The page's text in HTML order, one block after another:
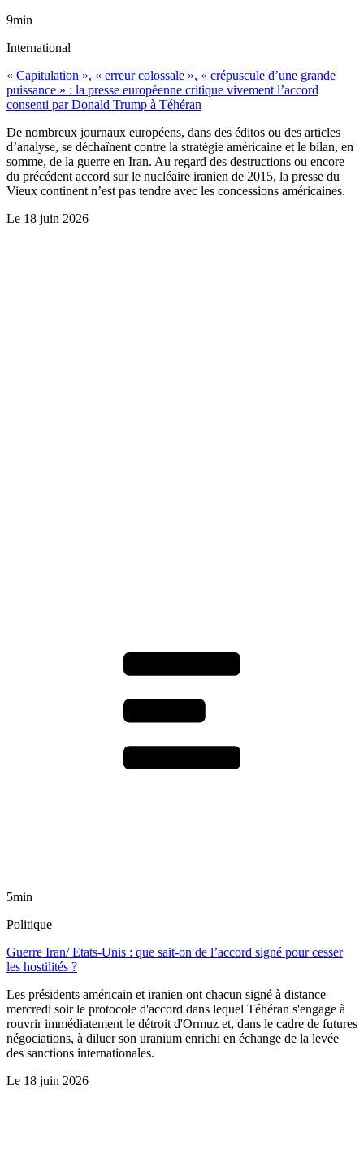
9min
International
« Capitulation », « erreur colossale », « crépuscule d’une grande
puissance » : la presse européenne critique vivement l’accord
consenti par Donald Trump à Téhéran
De nombreux journaux européens, dans des éditos ou des articles
d’analyse, se déchaînent contre la stratégie américaine et le bilan, en
somme, de la guerre en Iran. Au regard des destructions ou encore
du précédent accord sur le nucléaire iranien de 2015, la presse du
Vieux continent n’est pas tendre avec les concessions américaines.
Le 18 juin 2026
5min
Politique
Guerre Iran/ Etats-Unis : que sait-on de l’accord signé pour cesser
les hostilités ?
Les présidents américain et iranien ont chacun signé à distance
mercredi soir le protocole d'accord dans lequel Téhéran s'engage à
rouvrir immédiatement le détroit d'Ormuz et, dans le cadre de futures
négociations, à diluer son uranium enrichi en échange de la levée
des sanctions internationales.
Le 18 juin 2026